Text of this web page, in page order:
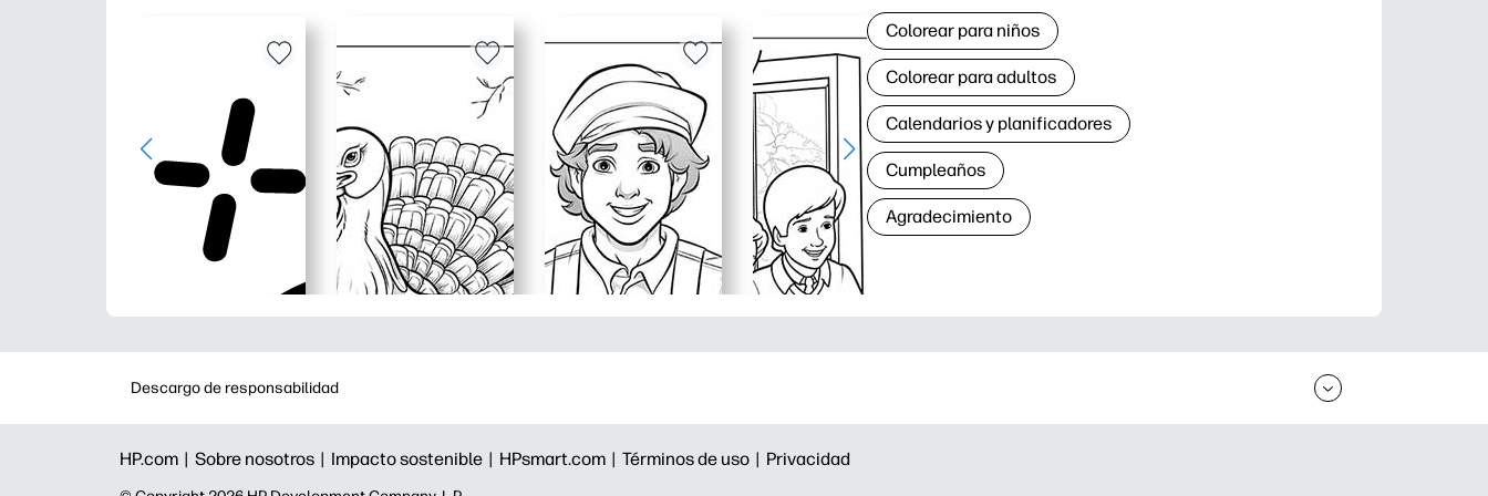
Colorear para niños
Colorear para adultos
Calendarios y planificadores
Cumpleaños
Agradecimiento
Descargo de responsabilidad
HP.com | Sobre nosotros | Impacto sostenible | HPsmart.com | Términos de uso | Privacidad